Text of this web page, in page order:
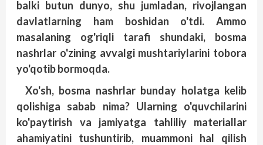
balki butun dunyo, shu jumladan, rivojlangan
davlatlarning ham boshidan o'tdi. Ammo
masalaning og'riqli tarafi shundaki, bosma
nashrlar o'zining avvalgi mushtariylarini tobora
yo'qotib bormoqda.
Xo'sh, bosma nashrlar bunday holatga kelib
qolishiga sabab nima? Ularning o'quvchilarini
ko'paytirish va jamiyatga tahliliy materiallar
ahamiyatini tushuntirib, muammoni hal qilish